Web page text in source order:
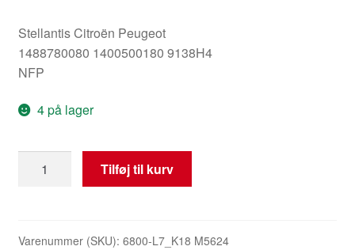
Stellantis Citroën Peugeot
1488780080 1400500180 9138H4
NFP
4 på lager
Citroën
Tilføj til kurv
Varenummer (SKU): 6800-L7_K18 M5624